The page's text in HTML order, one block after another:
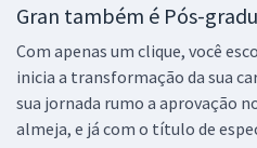
Gran também é Pós-
Com apenas um clique, você
inicia a transformação da sua
sua jornada rumo a aprovação
almeja, e já com o título de